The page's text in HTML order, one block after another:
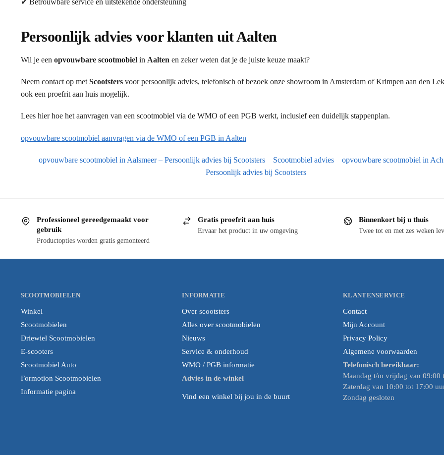
Persoonlijk advies voor klanten uit Aalten
Wil je een opvouwbare scootmobielin Aalten en zeker weten dat je de juiste keuze maakt?
Neem contact op met Scootstersvoor persoonlijk advies, telefonisch of bezoek onze showroom in Amsterdam of Krimpen aan den
ook een proefrit aan huis mogelijk.
Lees hier hoe het aanvragen van een scootmobiel via de WMO of een PGB werkt, inclusief een duidelijk stappenplan.
opvouwbare scootmobiel aanvragen via de WMO of een PGB in Aalten
opvouwbare scootmobiel in Aalsmeer – Persoonlijk advies bij Scootsters Scootmobiel advies
opvouwbare scootmobiel in
Persoonlijk advies bij Scootsters
Professioneel gereedgemaakt voor
gebruik
Productopties worden gratis gemonteerd
Gratis proefrit aan huis
Ervaar het product in uw omgeving
Binnenkort bij u thuis
Twee tot en met zes weken
SCOOTMOBIELEN
Winkel
Scootmobielen
Driewiel Scootmobielen
E-scooters
Scootmobiel Auto
Formotion Scootmobielen
Informatie pagina
INFORMATIE
Over scootsters
Alles over scootmobielen
Nieuws
Service & onderhoud
WMO / PGB informatie
Advies in de winkel
Vind een winkel bij jou in de buurt
KLANTENSERVICE
Contact
Mijn Account
Privacy Policy
Algemene voorwaarden
Telefonisch bereikbaar:
Maandag t/m vrijdag van 09:00
Zaterdag van 10:00 tot 17:00
Zondag gesloten